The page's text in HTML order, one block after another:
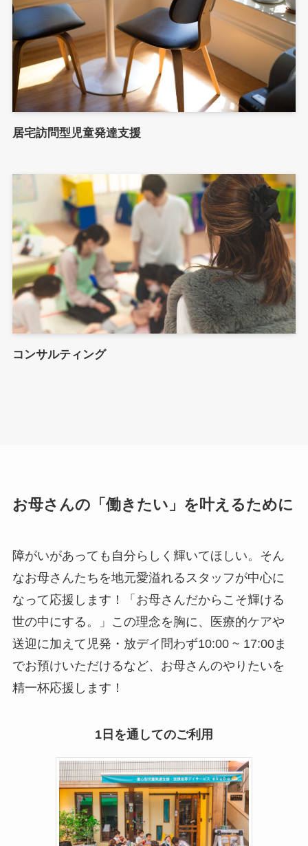
居宅訪問型児童発達支援
コンサルティング
お母さんの「働きたい」を叶えるために
障がいがあっても自分らしく輝いてほしい。そん
なお母さんたちを地元愛溢れるスタッフが中心に
なって応援します！「お母さんだからこそ輝ける
世の中にする。」この理念を胸に、医療的ケアや
送迎に加えて児発・放デイ問わず10:00 ~ 17:00ま
でお預けいただけるなど、お母さんのやりたいを
精一杯応援します！
1日を通してのご利用